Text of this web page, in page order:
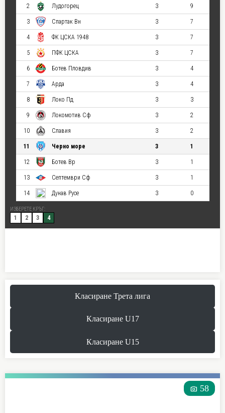
Класиране Трета лига
Класиране U17
Класиране U15
photo_camera 58